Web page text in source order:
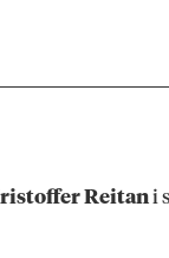
Reitani